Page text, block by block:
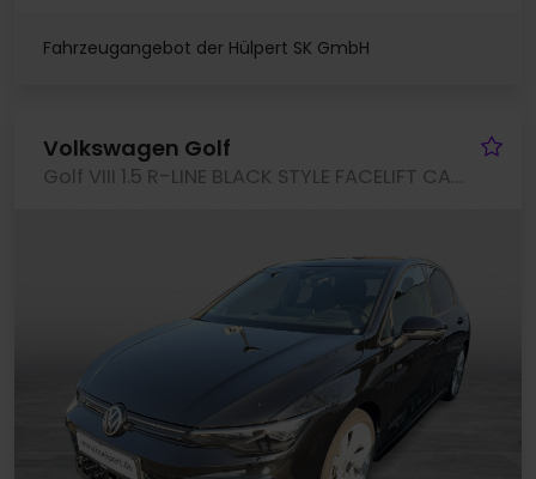
Fahrzeugangebot der Hülpert SK GmbH
Volkswagen Golf
Golf VIII 1.5 R-LINE BLACK STYLE FACELIFT CAM ACC LM18 NAVI